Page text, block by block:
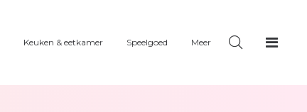
Keuken & eetkamer Speelgoed Meer